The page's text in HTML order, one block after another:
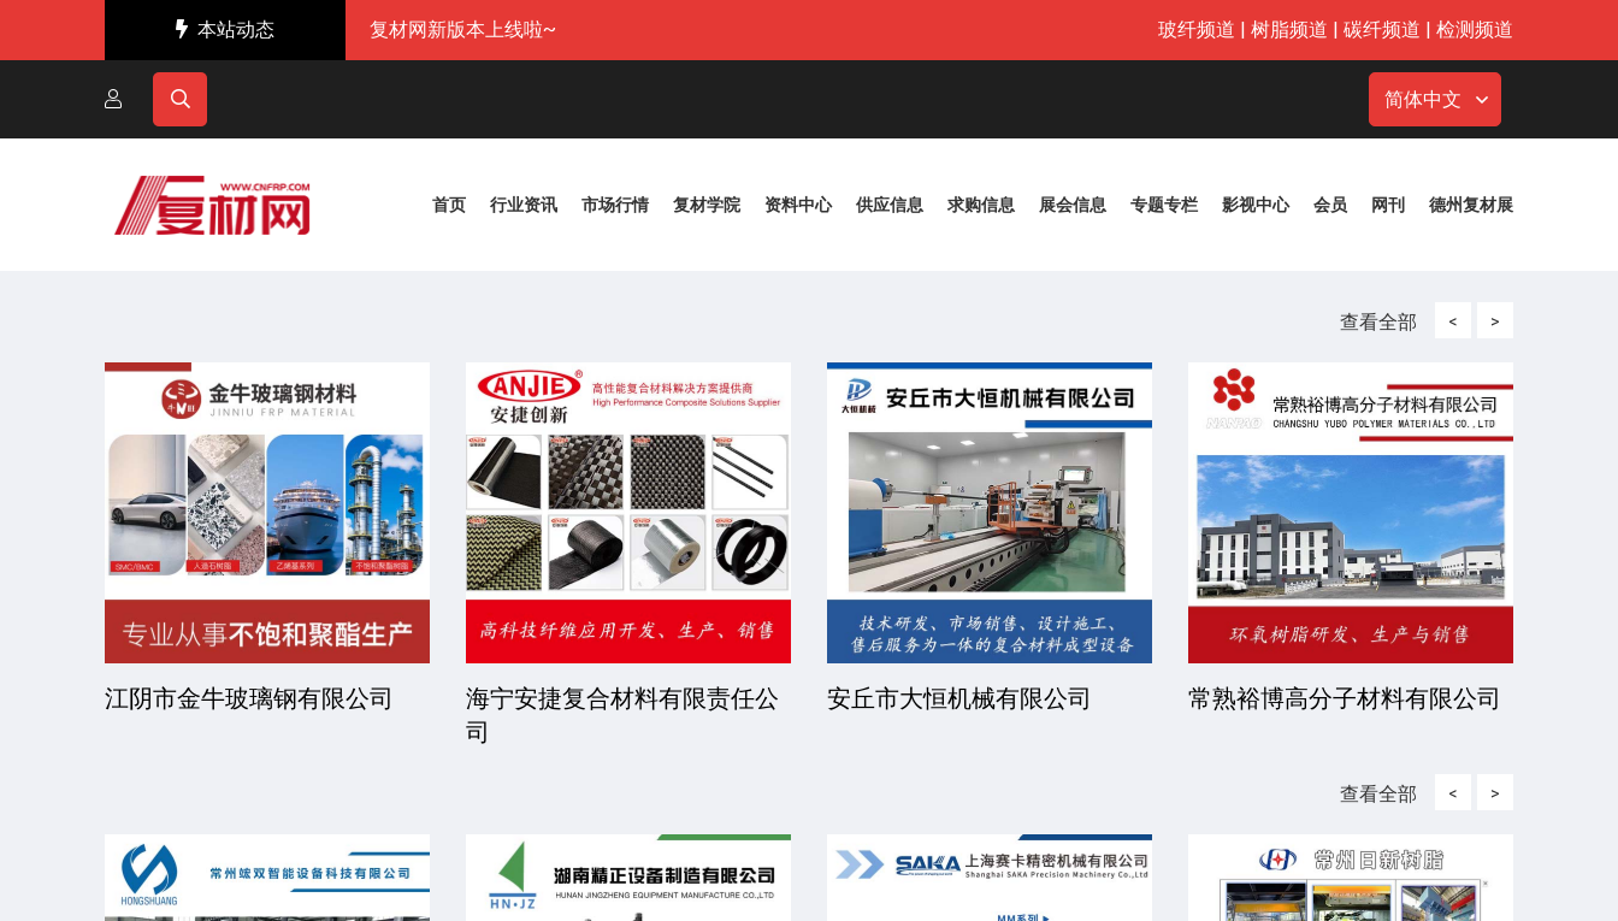
本站动态 复材网新版本上线啦~ 玻纤频道 | 树脂频道 | 碳纤频道 | 检测频道
简体中文
首页 行业资讯 市场行情 复材学院 资料中心 供应信息 求购信息 展会信息 专题专栏 影视中心 会员 网刊 德州复材展
查看全部 <
江阴市金牛玻璃钢有限公司
海宁安捷复合材料有限责任公
司
安丘市大恒机械有限公司 常熟裕博高分子材料有限公司
>
查看全部 < >